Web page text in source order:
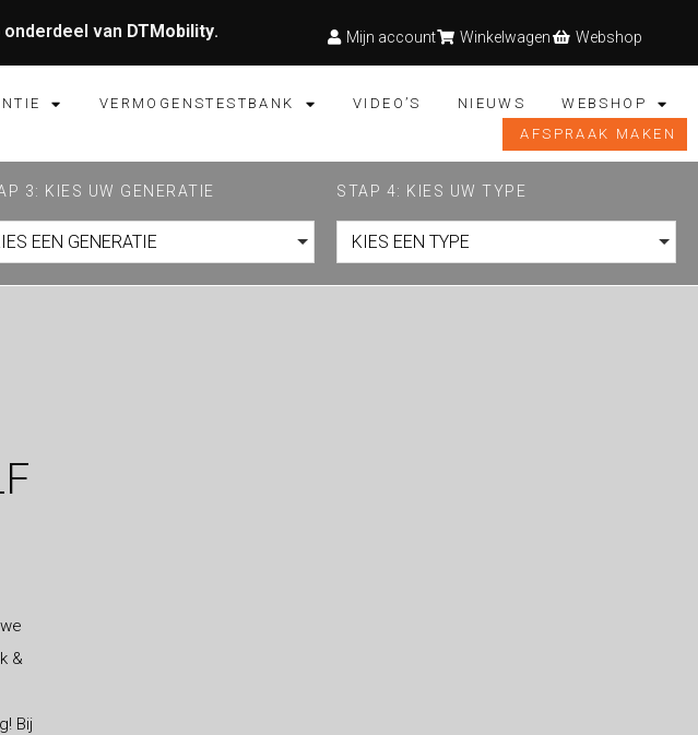
van DTMobility. Mijn account Winkelwagen Webshop
VERMOGENSTESTBANK VIDEO’S NIEUWS
WEBSHOP
AFSPRAAK MAKEN
3: KIES UW GENERATIE
EEN GENERATIE
STAP 4: KIES UW TYPE
KIES EEN TYPE
&
Bij